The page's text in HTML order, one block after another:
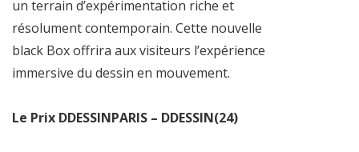
un terrain d’expérimentation riche et
résolument contemporain. Cette nouvelle
black Box offrira aux visiteurs l’expérience
immersive du dessin en mouvement.
Le Prix DDESSINPARIS – DDESSIN(24)